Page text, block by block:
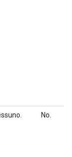
No.